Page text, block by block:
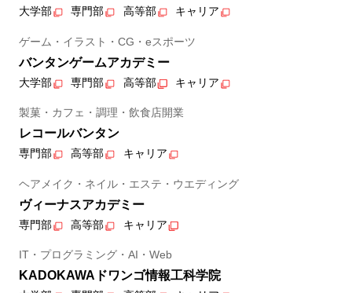
大学部 専門部 高等部 キャリア
ゲーム・イラスト・CG・eスポーツ
バンタンゲームアカデミー
大学部 専門部 高等部 キャリア
製菓・カフェ・調理・飲食店開業
レコールバンタン
専門部 高等部 キャリア
ヘアメイク・ネイル・エステ・ウエディング
ヴィーナスアカデミー
専門部 高等部 キャリア
IT・プログラミング・AI・Web
KADOKAWAドワンゴ情報工科学院